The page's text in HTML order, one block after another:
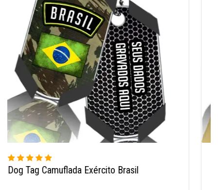
Dog Tag Feb Força Expedicionária do Brasil